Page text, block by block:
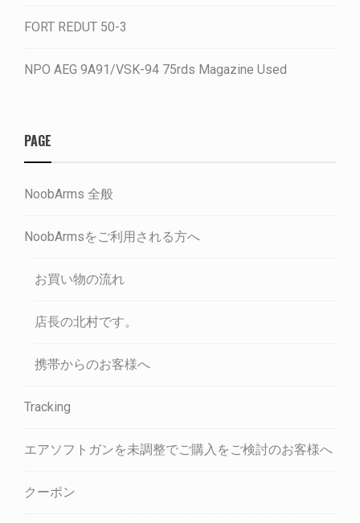
FORT REDUT 50-3
NPO AEG 9A91/VSK-94 75rds Magazine Used
PAGE
NoobArms 全般
NoobArmsをご利用される方へ
お買い物の流れ
店長の北村です。
携帯からのお客様へ
Tracking
エアソフトガンを未調整でご購入をご検討のお客様へ
クーポン